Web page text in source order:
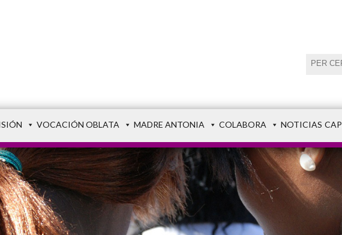
VOCACIÓN OBLATA MADRE ANTONIA COLABORA NOTICIAS